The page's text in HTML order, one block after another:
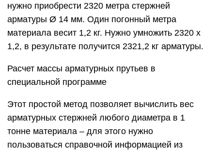
нужно приобрести 2320 метра стержней
арматуры Ø 14 мм. Один погонный метра
материала весит 1,2 кг. Нужно умножить 2320 х
1,2, в результате получится 2321,2 кг арматуры.
Расчет массы арматурных прутьев в
специальной программе
Этот простой метод позволяет вычислить вес
арматурных стержней любого диаметра в 1
тонне материала – для этого нужно
пользоваться справочной информацией из